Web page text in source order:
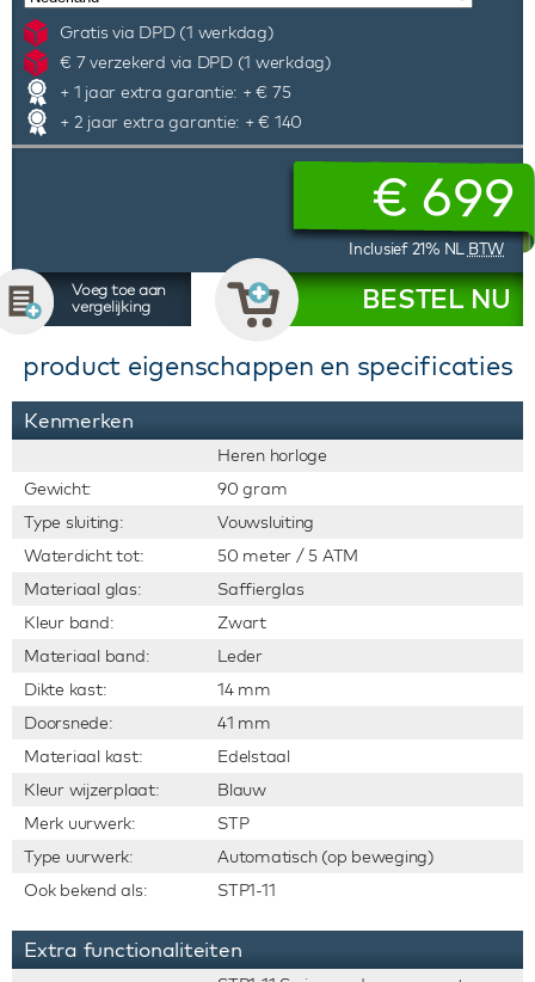
Gratis via DPD (1 werkdag)
€ 7 verzekerd via DPD (1 werkdag)
+ 1 jaar extra garantie: + € 75
+ 2 jaar extra garantie: + € 140
€699
Inclusief 21% NL BTW
Voeg toe aan
vergelijking
BESTEL NU
product eigenschappen en specificaties
Kenmerken
Heren horloge
Gewicht:
90 gram
Type sluiting:
Vouwsluiting
Waterdicht tot:
50 meter / 5 ATM
Materiaal glas:
Saffierglas
Kleur band:
Zwart
Materiaal band:
Leder
Dikte kast:
14 mm
Doorsnede:
41 mm
Materiaal kast:
Edelstaal
Kleur wijzerplaat:
Blauw
Merk uurwerk:
STP
Type uurwerk:
Automatisch (op beweging)
Ook bekend als:
STP1-11
Extra functionaliteiten